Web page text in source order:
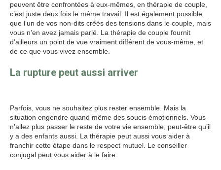
peuvent être confrontées à eux-mêmes, en thérapie de couple,
c’est juste deux fois le même travail. Il est également possible
que l’un de vos non-dits créés des tensions dans le couple, mais
vous n’en avez jamais parlé. La thérapie de couple fournit
d’ailleurs un point de vue vraiment différent de vous-même, et
de ce que vous vivez ensemble.
La rupture peut aussi arriver
Parfois, vous ne souhaitez plus rester ensemble. Mais la
situation engendre quand même des soucis émotionnels. Vous
n’allez plus passer le reste de votre vie ensemble, peut-être qu’il
y a des enfants aussi. La thérapie peut aussi vous aider à
franchir cette étape dans le respect mutuel. Le conseiller
conjugal peut vous aider à le faire.